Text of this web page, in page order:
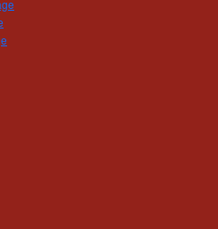
Richtung Wolkenburg
die Straße des Friedens, bis diese
Unser Firmengebäude
von der Autobahn
Richtung Wolkenburg folgen,
von der Autobahn